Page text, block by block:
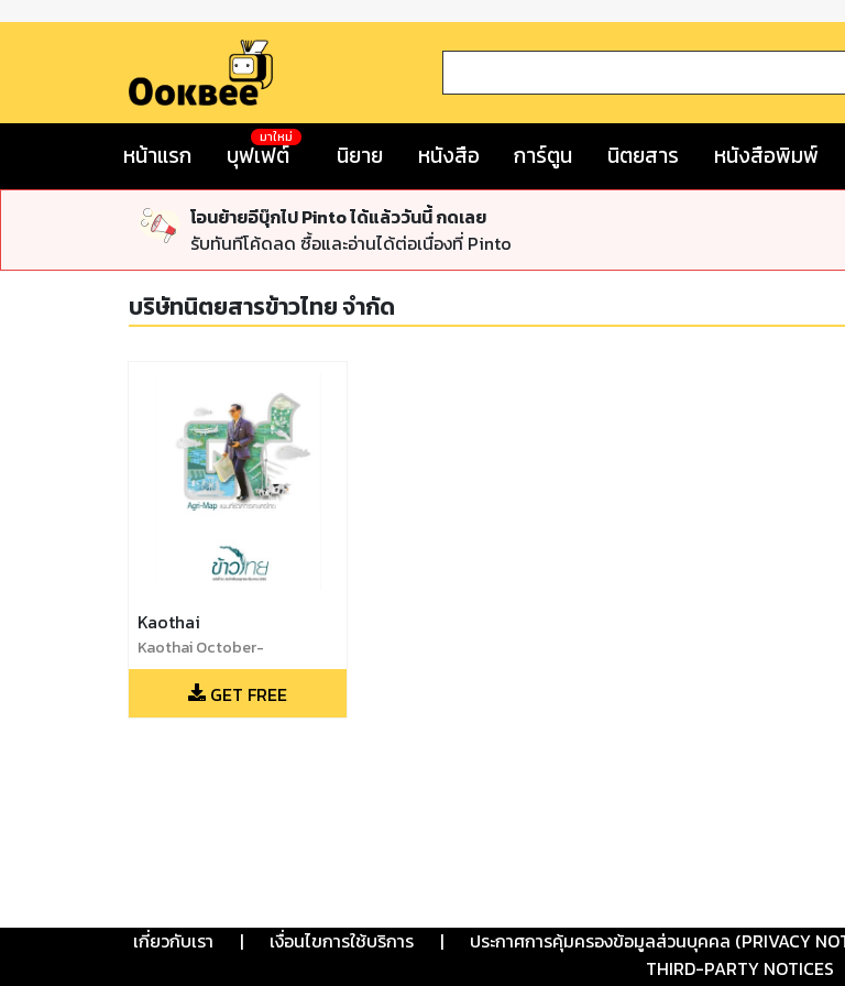
หน้าแรก บุฟเฟต์
มาใหม่
นิยาย หนังสือ การ์ตูน นิตยสาร หนังสือพิมพ์
โอนย้ายอีบุ๊กไป Pinto ได้แล้ววันนี้ กดเลย
รับทันทีโค้ดลด ซื้อและอ่านได้ต่อเนื่องที่ Pinto
บริษัทนิตยสารข้าวไทย จำกัด
Kaothai
Kaothai October-
December 2017
GET FREE
เกี่ยวกับเรา | เงื่อนไขการใช้บริการ | ประกาศการคุ้มครองข้อมูลส่วนบุคคล (PRIVACY
THIRD-PARTY NOTICES